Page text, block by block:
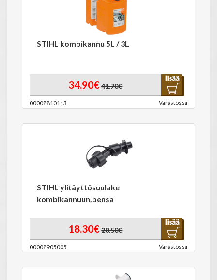
STIHL kombikannu 5L / 3L
34.90€ 41.70€
00008810113 Varastossa
STIHL ylitäyttösuulake
kombikannuun,bensa
18.30€ 20.50€
00008905005 Varastossa